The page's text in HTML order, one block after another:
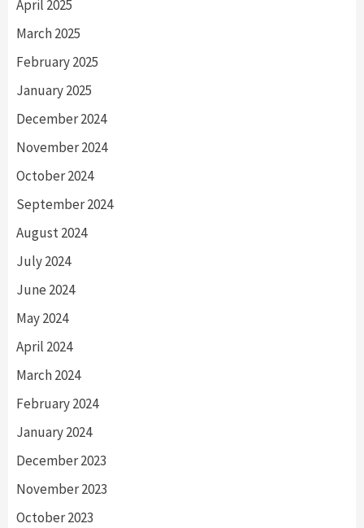
April 2025
March 2025
February 2025
January 2025
December 2024
November 2024
October 2024
September 2024
August 2024
July 2024
June 2024
May 2024
April 2024
March 2024
February 2024
January 2024
December 2023
November 2023
October 2023